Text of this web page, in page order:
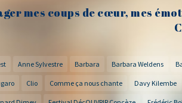
mes coups de cœur, mes
Anne Sylvestre Barbara Barbara Weldens
Clio Comme ça nous chante Davy Kilembe